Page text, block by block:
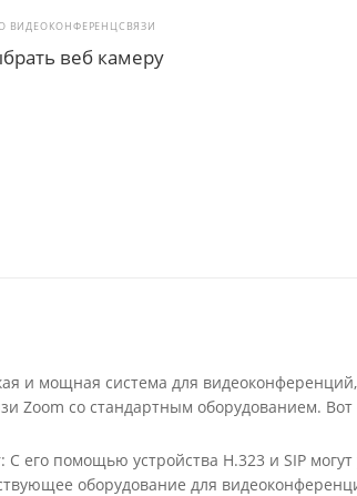
ВИДЕОКОНФЕРЕНЦСВЯЗИ
веб камеру
и мощная система для
Zoom со стандартным оборудованием.
его помощью устройства H.323 и SIP
оборудование для